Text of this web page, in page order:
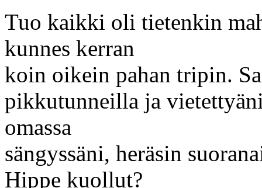
Tuo kaikki oli tietenkin
kunnes kerran
koin oikein pahan tripin.
pikkutunneilla ja
omassa
sängyssäni, heräsin
Hippe kuollut?